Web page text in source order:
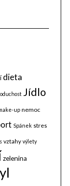
dieta
Jídlo
up nemoc
Spánek stres
vztahy výlety
zelenina